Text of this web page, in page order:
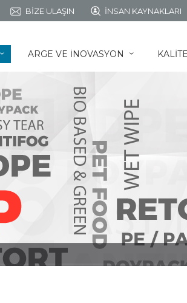
BİZE ULAŞIN İNSAN KAYNAKLARI
ˇ ARGE VE İNOVASYON ˇ